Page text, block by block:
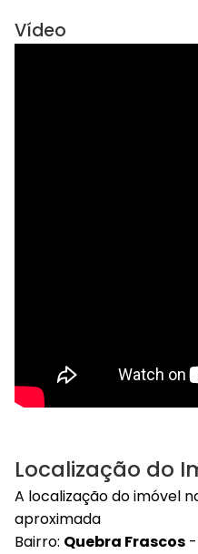
Vídeo
Localização do
A localização do imóvel
aproximada
Bairro: Quebra Frascos